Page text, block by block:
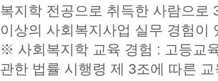
복지학 전공으로 취득한 사람으로
이상의 사회복지사업 실무 경험이
※ 사회복지학 교육 경험 : 고등교
관한 법률 시행령 제 3조에 따른